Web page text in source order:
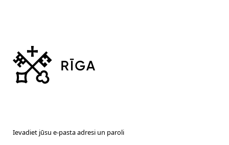
Ievadiet jūsu e-pasta adresi un paroli